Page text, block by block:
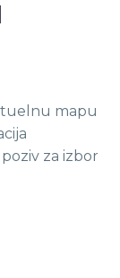
mapu
za izbor